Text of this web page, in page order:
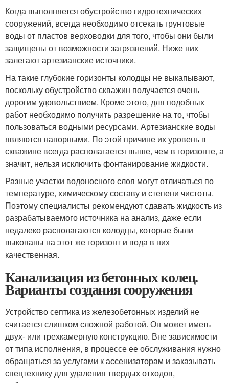
Когда выполняется обустройство гидротехнических
сооружений, всегда необходимо отсекать грунтовые
воды от пластов верховодки для того, чтобы они были
защищены от возможности загрязнений. Ниже них
залегают артезианские источники.
На такие глубокие горизонты колодцы не выкапывают,
поскольку обустройство скважин получается очень
дорогим удовольствием. Кроме этого, для подобных
работ необходимо получить разрешение на то, чтобы
пользоваться водными ресурсами. Артезианские воды
являются напорными. По этой причине их уровень в
скважине всегда располагается выше, чем в горизонте, а
значит, нельзя исключить фонтанирование жидкости.
Разные участки водоносного слоя могут отличаться по
температуре, химическому составу и степени чистоты.
Поэтому специалисты рекомендуют сдавать жидкость из
разрабатываемого источника на анализ, даже если
недалеко располагаются колодцы, которые были
выкопаны на этот же горизонт и вода в них
качественная.
Канализация из бетонных колец.
Варианты создания сооружения
Устройство септика из железобетонных изделий не
считается слишком сложной работой. Он может иметь
двух- или трехкамерную конструкцию. Вне зависимости
от типа исполнения, в процессе ее обслуживания нужно
обращаться за услугами к ассенизаторам и заказывать
спецтехнику для удаления твердых отходов,